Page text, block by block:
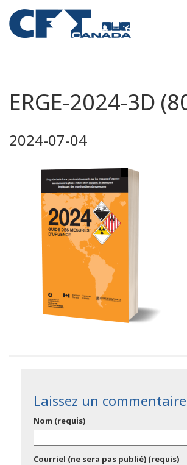
ERGE-2024-3D
2024-07-04
Laissez un commentaire
Nom (requis)
Courriel (ne sera pas publié) (requis)